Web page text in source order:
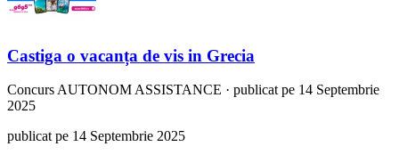
Castiga o vacanța de vis in Grecia
Concurs AUTONOM ASSISTANCE · publicat pe 14 Septembrie
2025
publicat pe 14 Septembrie 2025